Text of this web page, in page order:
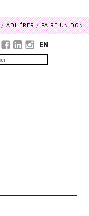
ADHÉRER FAIRE UN DON
EN